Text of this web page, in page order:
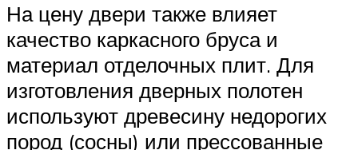
На цену двери также влияет
качество каркасного бруса и
материал отделочных плит. Для
изготовления дверных полотен
используют древесину недорогих
пород (сосны) или прессованные